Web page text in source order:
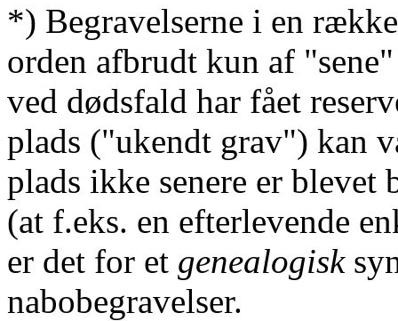
*) Begravelserne i en
orden afbrudt kun af
ved dødsfald har fået
plads ("ukendt grav") kan
plads ikke senere er
(at f.eks. en efterlevende
er det for et genealogisk
nabobegravelser.